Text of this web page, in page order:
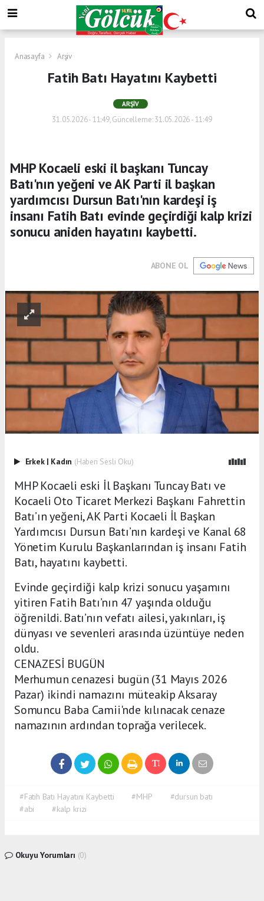
Anasayfa Arşiv
Fatih Batı Hayatını Kaybetti
ARŞIV
31.05.2026 - 11:49, Güncelleme: 31.05.2026 - 11:49
MHP Kocaeli eski il başkanı Tuncay
Batı'nın yeğeni ve AK Parti il başkan
yardımcısı Dursun Batı'nın kardeşi iş
insanı Fatih Batı evinde geçirdiği kalp krizi
sonucu aniden hayatını kaybetti.
ABONE OL
Erkek | Kadın (Haberi Sesli Oku)
MHP Kocaeli eski İl Başkanı Tuncay Batı ve
Kocaeli Oto Ticaret Merkezi Başkanı Fahrettin
Batı’ın yeğeni, AK Parti Kocaeli İl Başkan
Yardımcısı Dursun Batı’nın kardeşi ve Kanal 68
Yönetim Kurulu Başkanlarından iş insanı Fatih
Batı, hayatını kaybetti.
Evinde geçirdiği kalp krizi sonucu yaşamını
yitiren Fatih Batı’nın 47 yaşında olduğu
öğrenildi. Batı’nın vefatı ailesi, yakınları, iş
dünyası ve sevenleri arasında üzüntüye neden
oldu.
CENAZESİ BUGÜN
Merhumun cenazesi bugün (31 Mayıs 2026
Pazar) ikindi namazını müteakip Aksaray
Somuncu Baba Camii'nde kılınacak cenaze
namazının ardından toprağa verilecek.
#Fatih Batı Hayatını Kaybetti #MHP
#dursun batı
#abi
#kalp krizi
Okuyu Yorumları (0)